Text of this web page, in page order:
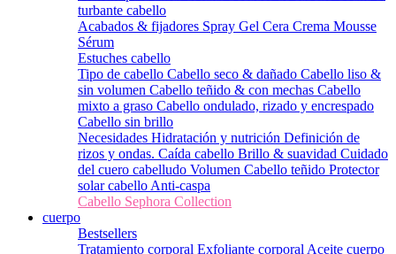
turbante cabello
Acabados & fijadores Spray Gel Cera Crema Mousse
Sérum
Estuches cabello
Tipo de cabello Cabello seco & dañado Cabello liso &
sin volumen Cabello teñido & con mechas Cabello
mixto a graso Cabello ondulado, rizado y encrespado
Cabello sin brillo
Necesidades Hidratación y nutrición Definición de
rizos y ondas. Caída cabello Brillo & suavidad Cuidado
del cuero cabelludo Volumen Cabello teñido Protector
solar cabello Anti-caspa
Cabello Sephora Collection
cuerpo
Bestsellers
Tratamiento corporal Exfoliante corporal Aceite cuerpo